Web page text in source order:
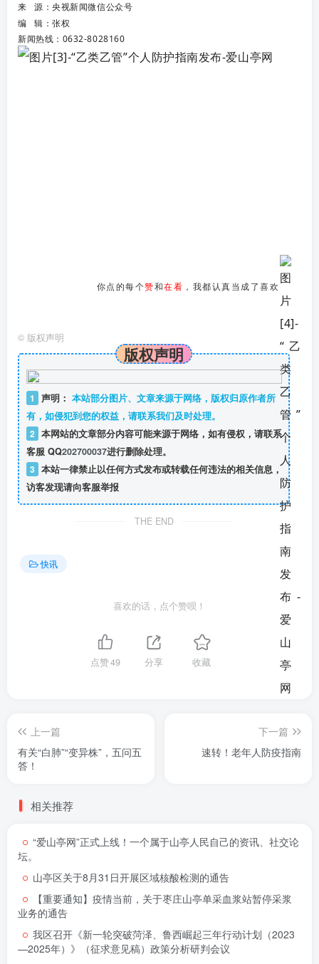
来 源：央视新闻微信公众号
编 辑：张权
新闻热线：0632-8028160
你点的每个赞和在看 ，我都认真当成了喜欢
© 版权声明
版权声明
1 声明： 本站部分图片、文章来源于网络，版权归原作者所
有，如侵犯到您的权益，请联系我们及时处理。
2 本网站的文章部分内容可能来源于网络，如有侵权，请联系
客服 QQ202700037进行删除处理。
3 本站一律禁止以任何方式发布或转载任何违法的相关信息，
访客发现请向客服举报
THE END
快讯
喜欢的话，点个赞呗！
点赞49 分享 收藏
上一篇
有关“白肺”“变异株”，五问五
答！
下一篇
速转！老年人防疫指南
相关推荐
“爱山亭网”正式上线！一个属于山亭人民自己的资讯、社交论
坛。
山亭区关于8月31日开展区域核酸检测的通告
【重要通知】疫情当前，关于枣庄山亭单采血浆站暂停采浆
业务的通告
我区召开《新一轮突破菏泽、鲁西崛起三年行动计划（2023
—2025年）》（征求意见稿）政策分析研判会议